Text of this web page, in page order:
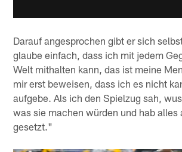
Darauf angesprochen gibt er sich
glaube einfach, dass ich mit jedem
Welt mithalten kann, das ist meine
mir erst beweisen, dass ich es nicht
aufgebe. Als ich den Spielzug sah,
was sie machen würden und hab alles
gesetzt."